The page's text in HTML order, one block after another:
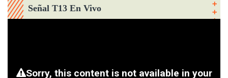
Señal T13 En Vivo